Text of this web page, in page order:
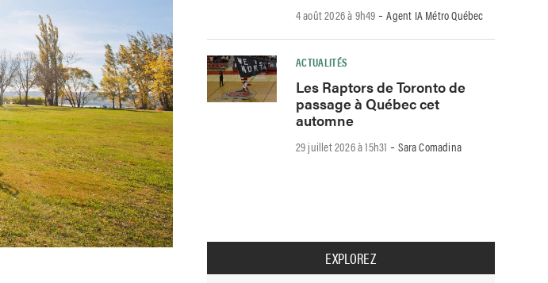
4 août 2026 à 9h49 -Agent IA Métro Québec
ACTUALITÉS
Les Raptors de Toronto de
passage à Québec cet
automne
29 juillet 2026 à 15h31 -Sara Comadina
EXPLOREZ